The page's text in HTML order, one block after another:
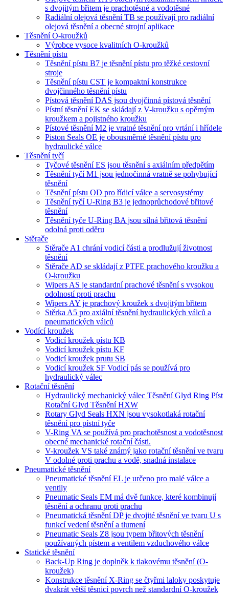
s dvojitým břitem je prachotěsné a vodotěsné
Radiální olejová těsnění TB se používají pro radiální
olejová těsnění a obecné strojní aplikace
Těsnění O-kroužků
Výrobce vysoce kvalitních O-kroužků
Těsnění pístu
Těsnění pístu B7 je těsnění pístu pro těžké cestovní
stroje
Těsnění pístu CST je kompaktní konstrukce
dvojčinného těsnění pístu
Pístová těsnění DAS jsou dvojčinná pístová těsnění
Pístní těsnění EK se skládají z V-kroužku s opěrným
kroužkem a pojistného kroužku
Pístové těsnění M2 je vratné těsnění pro vrtání i hřídele
Piston Seals OE je obousměrné těsnění pístu pro
hydraulické válce
Těsnění tyčí
Tyčové těsnění ES jsou těsnění s axiálním předpětím
Těsnění tyčí M1 jsou jednočinná vratně se pohybující
těsnění
Těsnění pístu OD pro řídicí válce a servosystémy
Těsnění tyčí U-Ring B3 je jednoprůchodové břitové
těsnění
Těsnění tyče U-Ring BA jsou silná břitová těsnění
odolná proti oděru
Stěrače
Stěrače A1 chrání vodicí části a prodlužují životnost
těsnění
Stěrače AD se skládají z PTFE prachového kroužku a
O-kroužku
Wipers AS je standardní prachové těsnění s vysokou
odolností proti prachu
Wipers AY je prachový kroužek s dvojitým břitem
Stěrka A5 pro axiální těsnění hydraulických válců a
pneumatických válců
Vodící kroužek
Vodicí kroužek pístu KB
Vodicí kroužek pístu KF
Vodicí kroužek prutu SB
Vodicí kroužek SF Vodicí pás se používá pro
hydraulický válec
Rotační těsnění
Hydraulický mechanický válec Těsnění Glyd Ring Píst
Rotační Glyd Těsnění HXW
Rotary Glyd Seals HXN jsou vysokotlaká rotační
těsnění pro pístní tyče
V-Ring VA se používá pro prachotěsnost a vodotěsnost
obecné mechanické rotační části.
V-kroužek VS také známý jako rotační těsnění ve tvaru
V odolné proti prachu a vodě, snadná instalace
Pneumatické těsnění
Pneumatické těsnění EL je určeno pro malé válce a
ventily
Pneumatic Seals EM má dvě funkce, které kombinují
těsnění a ochranu proti prachu
Pneumatická těsnění DP je dvojité těsnění ve tvaru U s
funkcí vedení těsnění a tlumení
Pneumatic Seals Z8 jsou typem břitových těsnění
používaných pístem a ventilem vzduchového válce
Statické těsnění
Back-Up Ring je doplněk k tlakovému těsnění (O-
kroužek)
Konstrukce těsnění X-Ring se čtyřmi laloky poskytuje
dvakrát větší těsnicí povrch než standardní O-kroužek